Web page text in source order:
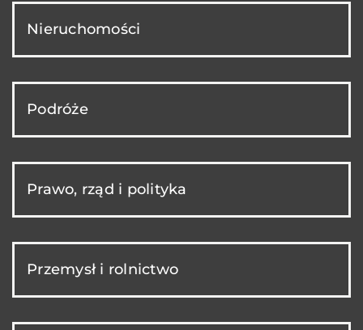
Nieruchomości
Podróże
Prawo, rząd i polityka
Przemysł i rolnictwo